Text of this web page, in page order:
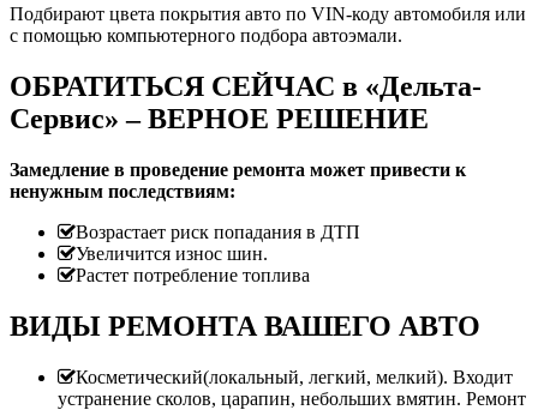
Подбирают цвета покрытия авто по VIN-коду автомобиля или
с помощью компьютерного подбора автоэмали.
ОБРАТИТЬСЯ СЕЙЧАС в «Дельта-
Сервис» – ВЕРНОЕ РЕШЕНИЕ
Замедление в проведение ремонта может привести к
ненужным последствиям:
Возрастает риск попадания в ДТП
Увеличится износ шин.
Растет потребление топлива
ВИДЫ РЕМОНТА ВАШЕГО АВТО
Косметический(локальный, легкий, мелкий). Входит
устранение сколов, царапин, небольших вмятин. Ремонт